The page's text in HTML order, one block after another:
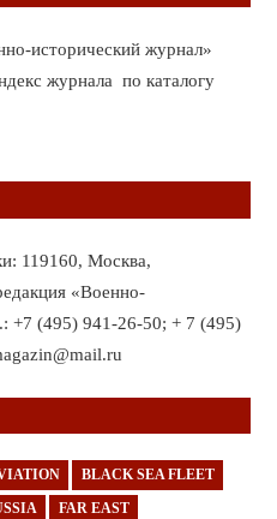
исторический журнал»
журнала по каталогу
119160, Москва,
«Военно-
+7 (495) 941-26-50; + 7 (495)
BLACK SEA FLEET
FAR EAST